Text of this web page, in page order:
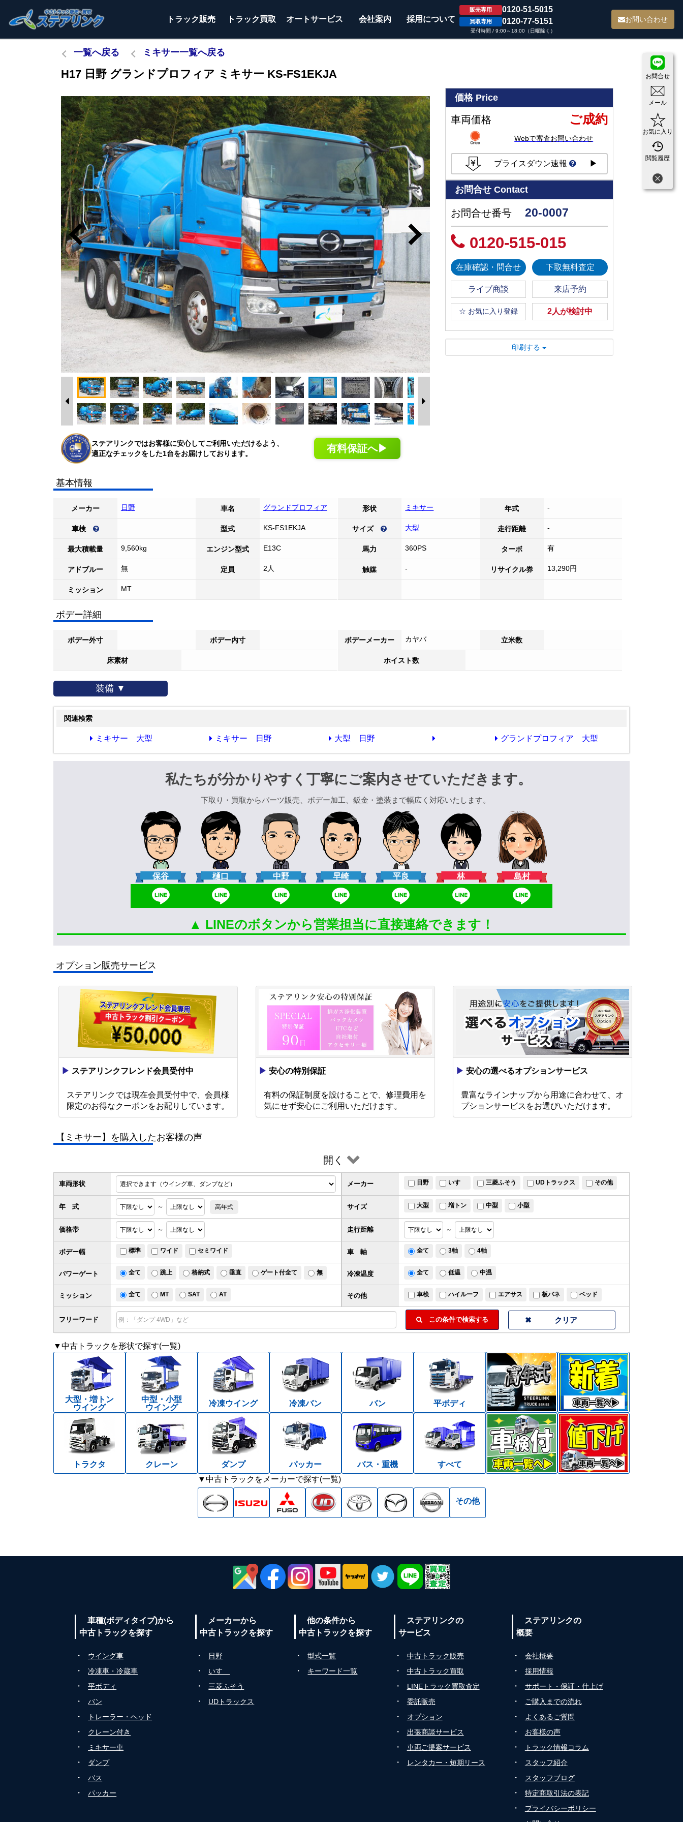
トラック販売 トラック買取 オートサービス 会社案内 採用について
販売専用 0120-51-5015
買取専用 0120-77-5151
受付時間 / 9:00～18:00（日曜除く）
お問い合わせ
お問合せ
メール
お気に入り
閲覧履歴
一覧へ戻る ミキサー一覧へ戻る
H17 日野 グランドプロフィア ミキサー KS-FS1EKJA
ステアリンクではお客様に安心してご利用いただけるよう、
適正なチェックをした1台をお届けしております。
有料保証へ▶
価格Price
車両価格 ご成約
Webで審査お問い合わせ
プライスダウン速報 ▶
お問合せ Contact
お問合せ番号 20-0007
0120-515-015
在庫確認・問合せ 下取無料査定
ライブ商談 来店予約
☆ お気に入り登録 2人が検討中
印刷する
基本情報
メーカー 日野 車名 グランドプロフィア 形状 ミキサー 年式 -
車検 型式 KS-FS1EKJA サイズ 大型 走行距離 -
最大積載量 9,560kg エンジン型式 E13C 馬力 360PS ターボ 有
アドブルー 無 定員 2人 触媒 - リサイクル券 13,290円
ミッション MT
ボデー詳細
ボデー外寸 ボデー内寸 ボデーメーカー カヤバ 立米数
床素材 ホイスト数
装備 ▼
関連検索
ミキサー 大型 ミキサー 日野 大型 日野 グランドプロフィア 大型
私たちが分かりやすく丁寧にご案内させていただきます。
下取り・買取からパーツ販売、ボデー加工、鈑金・塗装まで幅広く対応いたします。
保谷 樋口 中野 早崎 平良 林 島村
▲ LINEのボタンから営業担当に直接連絡できます！
オプション販売サービス
▶ ステアリンクフレンド会員受付中
ステアリンクでは現在会員受付中で、会員様
限定のお得なクーポンをお配りしています。
▶ 安心の特別保証
有料の保証制度を設けることで、修理費用を
気にせず安心にご利用いただけます。
▶ 安心の選べるオプションサービス
豊富なラインナップから用途に合わせて、オ
プションサービスをお選びいただけます。
【ミキサー】を購入したお客様の声
開く
車両形状
サイズ 大型 増トン 中型 小型
価格帯 ～
フリーワード この条件で検索する
メーカー 日野 いすゞ 三菱ふそう UDトラックス その他
年 式 ～ 高年式
走行距離 ～
ボデー幅 標準 ワイド セミワイド 車 軸 全て 3軸 4軸
パワーゲート 全て 跳上 格納式 垂直 ゲート付全て 無 冷凍温度 全て 低温 中温
ミッション 全て MT SAT AT その他 車検 ハイルーフ エアサス 板バネ ベッド
▼中古トラックを形状で探す(一覧)
大型・増トン
ウイング
中型・小型
ウイング
冷凍ウイング 冷凍バン バン 平ボディ
トラクタ クレーン ダンプ パッカー バス・重機
すべて
▼中古トラックをメーカーで探す(一覧)
その他
車種(ボディタイプ)から
中古トラックを探す
・ ウイング車
・ 冷凍車・冷蔵車
・ 平ボディ
・ バン
・ トレーラー・ヘッド
・ クレーン付き
・ ミキサー車
・ ダンプ
・ バス
・ パッカー
メーカーから
中古トラックを探す
・ 日野
・ いすゞ
・ 三菱ふそう
・ UDトラックス
他の条件から
中古トラックを探す
・ 型式一覧
・ キーワード一覧
ステアリンクの
サービス
・ 中古トラック販売
・ 中古トラック買取
・ LINEトラック買取査定
・ 委託販売
・ オプション
・ 出張商談サービス
・ 車両ご提案サービス
・ レンタカー・短期リース
ステアリンクの
概要
・ 会社概要
・ 採用情報
・ サポート・保証・仕上げ
・ ご購入までの流れ
・ よくあるご質問
・ お客様の声
・ トラック情報コラム
・ スタッフ紹介
・ スタッフブログ
・ 特定商取引法の表記
・ プライバシーポリシー